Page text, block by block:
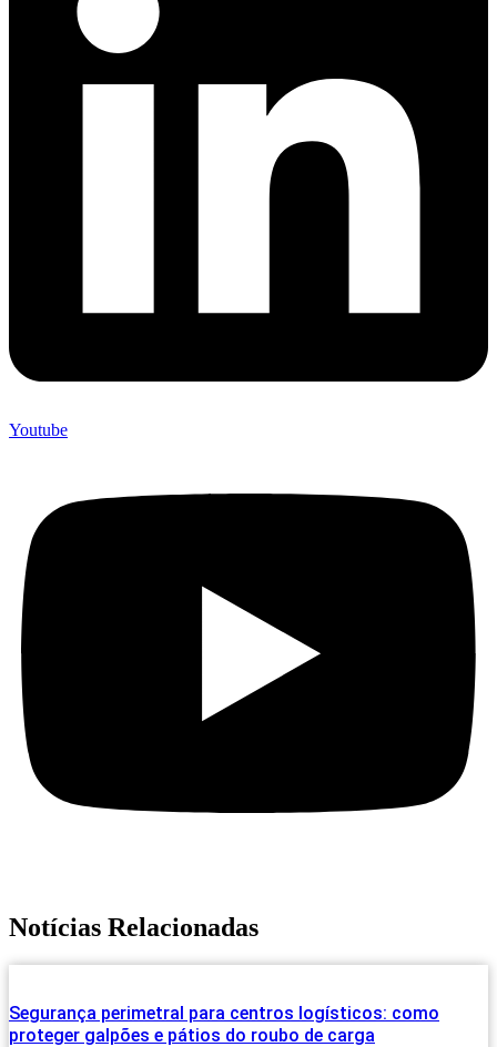
Youtube
Notícias Relacionadas
Segurança perimetral para centros logísticos: como
proteger galpões e pátios do roubo de carga